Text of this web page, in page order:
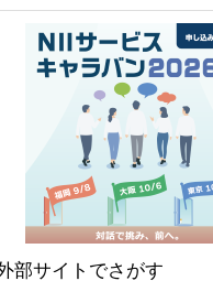
部サイトでさがす